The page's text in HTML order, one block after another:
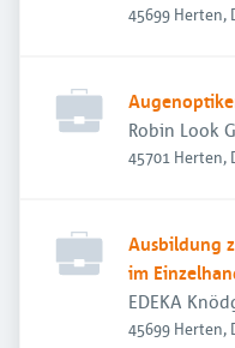
45699 Herten,
Robin Look
45701 Herten,
Ausbildung
im
EDEKA
45699 Herten,